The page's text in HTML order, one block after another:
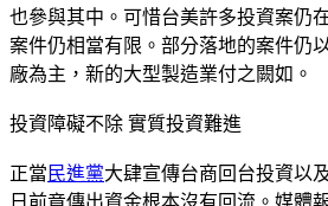
也參與其中。可惜台美許多投資案仍
案件仍相當有限。部分落地的案件仍
廠為主，新的大型製造業付之闕如。
投資障礙不除 實質投資難進
正當 民進黨大肆宣傳台商回台投資以
日前竟傳出資金根本沒有回流。媒體